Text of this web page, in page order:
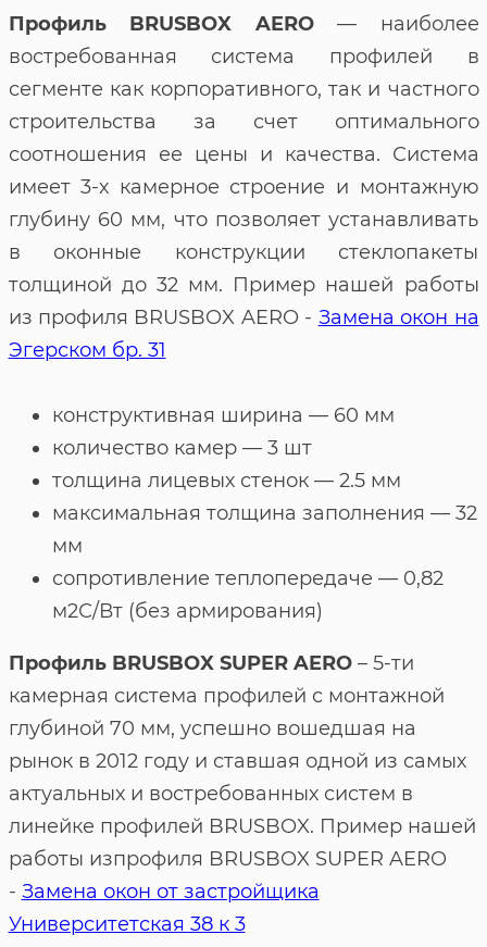
Профиль BRUSBOX AERO— наиболее
востребованная система профилей в
сегменте как корпоративного, так и частного
строительства за счет оптимального
соотношения ее цены и качества. Система
имеет 3-х камерное строение и монтажную
глубину 60 мм, что позволяет устанавливать
в оконные конструкции стеклопакеты
толщиной до 32 мм. Пример нашей работы
из профиля BRUSBOX AERO - Замена окон на
Эгерском бр. 31
конструктивная ширина — 60 мм
количество камер — 3 шт
толщина лицевых стенок — 2.5 мм
максимальная толщина заполнения — 32
мм
сопротивление теплопередаче — 0,82
м2С/Вт (без армирования)
Профиль BRUSBOX SUPER AERO– 5-ти
камерная система профилей с монтажной
глубиной 70 мм, успешно вошедшая на
рынок в 2012 году и ставшая одной из самых
актуальных и востребованных систем в
линейке профилей BRUSBOX. Пример нашей
работы изпрофиля BRUSBOX SUPER AERO
- Замена окон от застройщика
Университетская 38 к 3